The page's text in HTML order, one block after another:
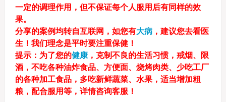
一定的调理作用，但不保证每个人服用后有同样的效
果。
分享的案例均转自互联网，如您有大病，建议您去看医
生！我们理念是平时要注重保健！
提示： 为了您的健康，克制不良的生活习惯，戒烟、限
酒，不吃各种油炸食品、方便面、烧烤肉类、少吃工厂
的各种加工食品，多吃新鲜蔬菜、水果，适当增加粗
粮，配合服用等，详情咨询客服！